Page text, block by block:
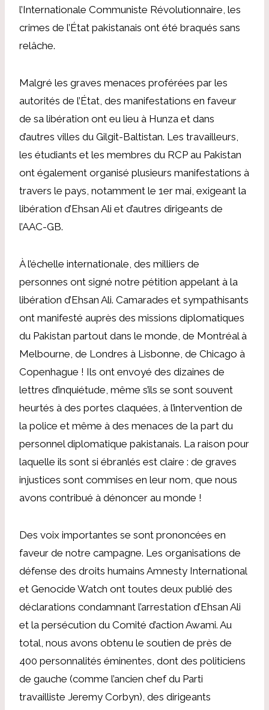
l’Internationale Communiste Révolutionnaire, les
crimes de l’État pakistanais ont été braqués sans
relâche.
Malgré les graves menaces proférées par les
autorités de l’État, des manifestations en faveur
de sa libération ont eu lieu à Hunza et dans
d’autres villes du Gilgit-Baltistan. Les travailleurs,
les étudiants et les membres du RCP au Pakistan
ont également organisé plusieurs manifestations à
travers le pays, notamment le 1er mai, exigeant la
libération d’Ehsan Ali et d’autres dirigeants de
l’AAC-GB.
À l’échelle internationale, des milliers de
personnes ont signé notre pétition appelant à la
libération d’Ehsan Ali. Camarades et sympathisants
ont manifesté auprès des missions diplomatiques
du Pakistan partout dans le monde, de Montréal à
Melbourne, de Londres à Lisbonne, de Chicago à
Copenhague ! Ils ont envoyé des dizaines de
lettres d’inquiétude, même s’ils se sont souvent
heurtés à des portes claquées, à l’intervention de
la police et même à des menaces de la part du
personnel diplomatique pakistanais. La raison pour
laquelle ils sont si ébranlés est claire : de graves
injustices sont commises en leur nom, que nous
avons contribué à dénoncer au monde !
Des voix importantes se sont prononcées en
faveur de notre campagne. Les organisations de
défense des droits humains Amnesty International
et Genocide Watch ont toutes deux publié des
déclarations condamnant l’arrestation d’Ehsan Ali
et la persécution du Comité d’action Awami. Au
total, nous avons obtenu le soutien de près de
400 personnalités éminentes, dont des politiciens
de gauche (comme l’ancien chef du Parti
travailliste Jeremy Corbyn), des dirigeants